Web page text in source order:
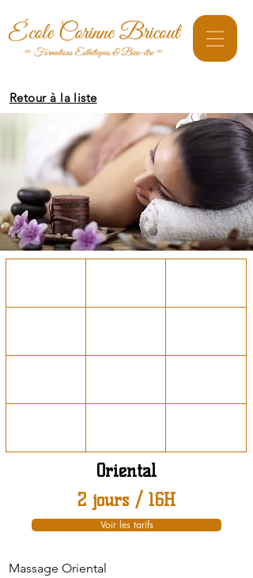
Retour à la liste
Oriental
2 jours / 16H
Voir les tarifs
Massage Oriental